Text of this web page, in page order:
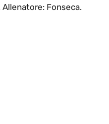
Fonseca.